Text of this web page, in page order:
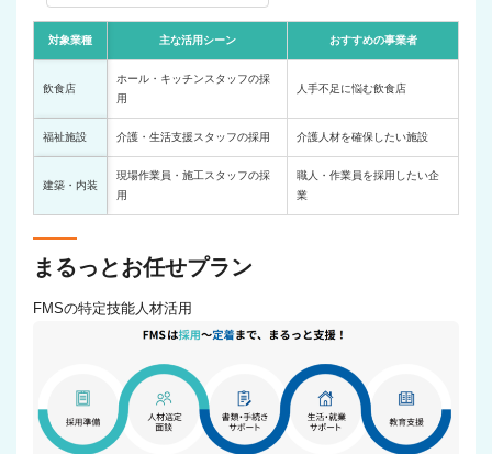
対象業種 主な活用シーン おすすめの事業者
飲食店
ホール・キッチンスタッフの採
用
人手不足に悩む飲食店
福祉施設 介護・生活支援スタッフの採用 介護人材を確保したい施設
建築・内装
現場作業員・施工スタッフの採
用
職人・作業員を採用したい企
業
まるっとお任せプラン
FMSの特定技能人材活用